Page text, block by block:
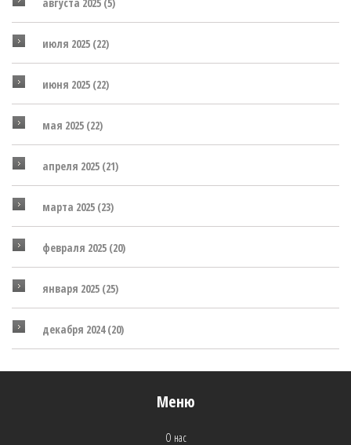
июля 2025 (22)
июня 2025 (22)
мая 2025 (22)
апреля 2025 (21)
марта 2025 (23)
февраля 2025 (20)
января 2025 (25)
декабря 2024(20)
Меню
О нас